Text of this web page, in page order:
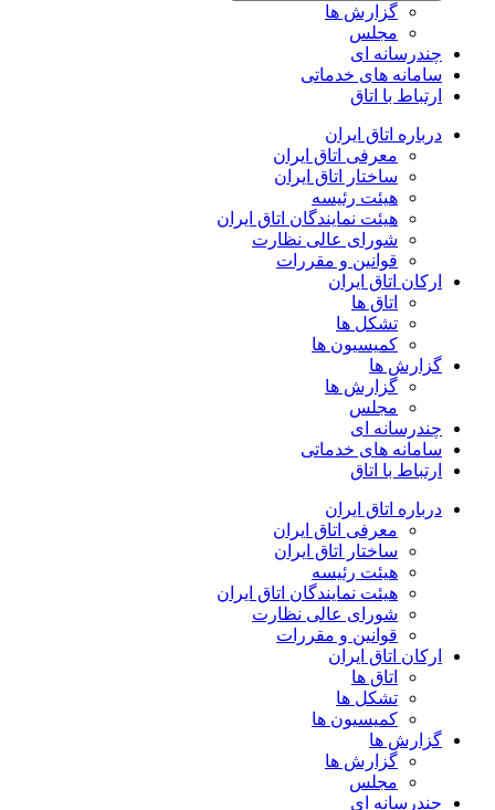
گزارش ها
مجلس
چندرسانه ای
سامانه های خدماتی
ارتباط با اتاق
درباره اتاق ایران
معرفی اتاق ایران
ساختار اتاق ایران
هیئت رئیسه
هیئت نمایندگان اتاق ایران
شورای عالی نظارت
قوانین و مقررات
ارکان اتاق ایران
اتاق ها
تشکل ها
کمیسیون ها
گزارش ها
گزارش ها
مجلس
چندرسانه ای
سامانه های خدماتی
ارتباط با اتاق
درباره اتاق ایران
معرفی اتاق ایران
ساختار اتاق ایران
هیئت رئیسه
هیئت نمایندگان اتاق ایران
شورای عالی نظارت
قوانین و مقررات
ارکان اتاق ایران
اتاق ها
تشکل ها
کمیسیون ها
گزارش ها
گزارش ها
مجلس
چندرسانه ای